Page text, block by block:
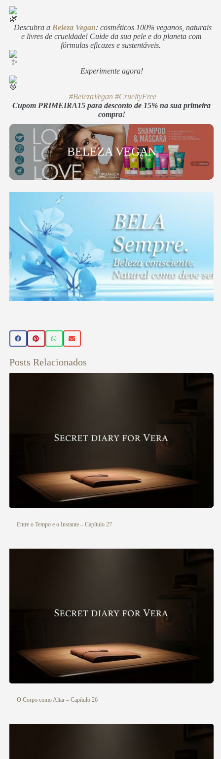
Descubra a Beleza Vegan: cosméticos 100% veganos, naturais
e livres de crueldade! Cuide da sua pele e do planeta com
fórmulas eficazes e sustentáveis.
Experimente agora!
#BelezaVegan #CrueltyFree
Cupom PRIMEIRA15 para desconto de 15% na sua primeira
compra!
BELEZA VEGAN
Sempre
Posts Relacionados
Entre o Tempo e o Instante – Capítulo 27
O Corpo como Altar – Capítulo 26